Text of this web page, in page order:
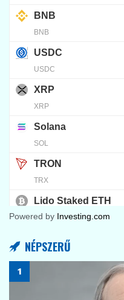
Powered by Investing.com
NÉPSZERŰ